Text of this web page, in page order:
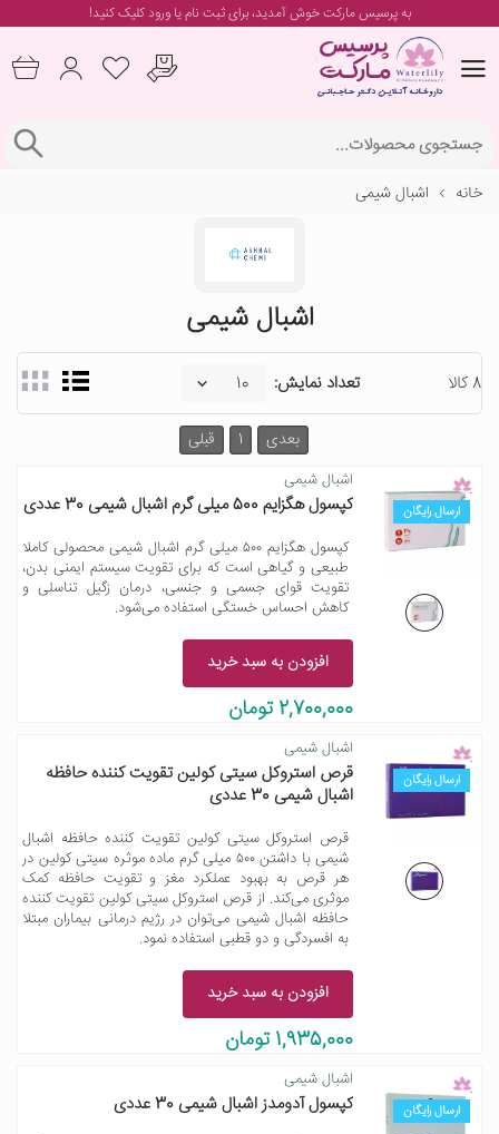
به پرسیس مارکت خوش آمدید، برایثبت نام یا ورودکلیک کنید!
خانه اشبال شیمی
اشبال شیمی
8 کالا تعداد نمایش:
قبلی 1 بعدی
ارسال رایگان
اشبال شیمی
کپسول هگزایم 500 میلی گرم اشبال شیمی 30 عددی
کپسول هگزایم ۵۰۰ میلی گرم اشبال شیمی محصولی کاملا
طبیعی و گیاهی است که برای تقویت سیستم ایمنی بدن،
تقویت قوای جسمی و جنسی، درمان زگیل تناسلی و
کاهش احساس خستگی استفاده می‌شود.
افزودن به سبد خرید
2,700,000 تومان
ارسال رایگان
اشبال شیمی
قرص استروکل سیتی کولین تقویت کننده حافظه
اشبال شیمی 30 عددی
قرص استروکل سیتی کولین تقویت کننده حافظه اشبال
شیمی با داشتن ۵۰۰ میلی گرم ماده موثره سیتی کولین در
هر قرص به بهبود عملکرد مغز و تقویت حافظه کمک
موثری می‌کند. از قرص استروکل سیتی کولین تقویت کننده
حافظه اشبال شیمی می‌توان در رژیم درمانی بیماران مبتلا
به افسردگی و دو قطبی استفاده نمود.
افزودن به سبد خرید
1,935,000 تومان
ارسال رایگان
اشبال شیمی
کپسول آدومدز اشبال شیمی 30 عددی